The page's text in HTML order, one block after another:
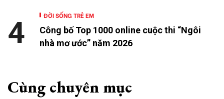
ĐỜI SỐNG TRẺ EM
Công bố Top 1000 online cuộc thi “Ngôi
nhà mơ ước” năm 2026
4
Cùng chuyên mục